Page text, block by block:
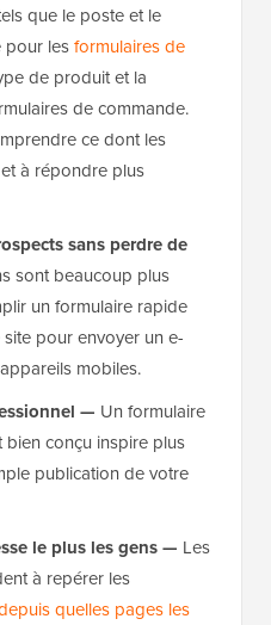
que le poste et le
pour lesformulaires de
de produit et la
de commande.
ce dont les
à répondre plus
sans perdre de
sont beaucoup plus
un formulaire rapide
pour envoyer un e-
mobiles.
— Un formulaire
conçu inspire plus
publication de votre
le plus les gens — Les
à repérer les
quelles pages les